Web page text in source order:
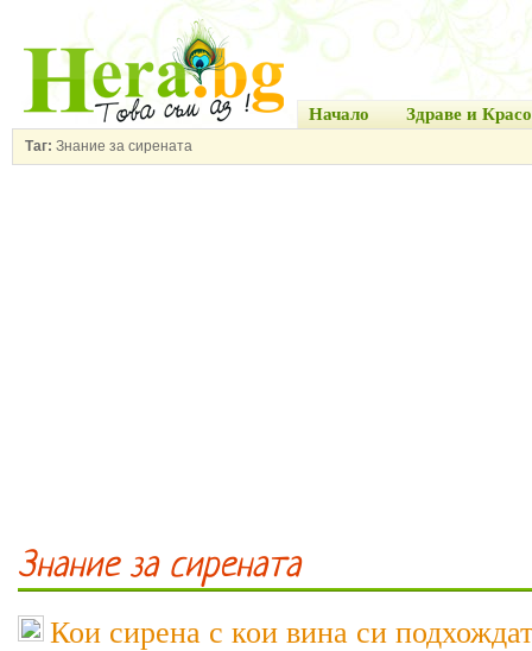
Начало Здраве и
Таг: Знание за сирената
Знание за сирената
Кои сирена с кои вина си подхождат